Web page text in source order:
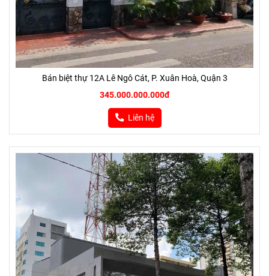
Bán biệt thự 12A Lê Ngô Cát, P. Xuân Hoà, Quận 3
345.000.000.000đ
Liên hệ